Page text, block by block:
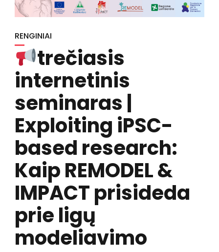
RENGINIAI
trečiasis
internetinis
seminaras |
Exploiting iPSC-
based research:
Kaip REMODEL &
IMPACT prisideda
prie ligų
modeliavimo